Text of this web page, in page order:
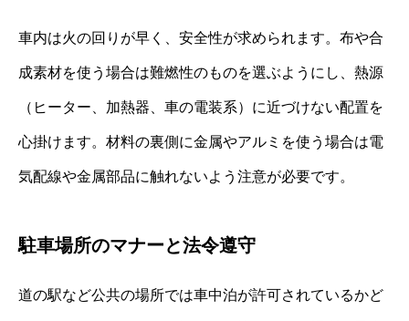
車内は火の回りが早く、安全性が求められます。布や合
成素材を使う場合は難燃性のものを選ぶようにし、熱源
（ヒーター、加熱器、車の電装系）に近づけない配置を
心掛けます。材料の裏側に金属やアルミを使う場合は電
気配線や金属部品に触れないよう注意が必要です。
駐車場所のマナーと法令遵守
道の駅など公共の場所では車中泊が許可されているかど